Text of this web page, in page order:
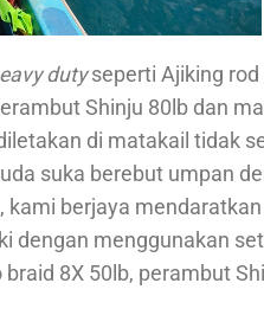
dutyseperti Ajiking rod
Shinju 80lb dan
di matakail tidak
suka berebut umpan
kami berjaya
dengan menggunakan
8X 50lb, perambut